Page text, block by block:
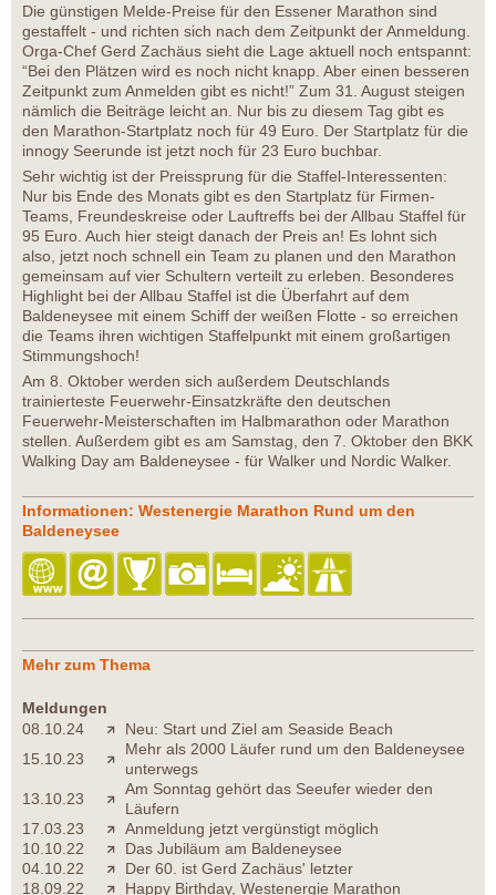
Die günstigen Melde-Preise für den Essener Marathon sind
gestaffelt - und richten sich nach dem Zeitpunkt der Anmeldung.
Orga-Chef Gerd Zachäus sieht die Lage aktuell noch entspannt:
“Bei den Plätzen wird es noch nicht knapp. Aber einen besseren
Zeitpunkt zum Anmelden gibt es nicht!” Zum 31. August steigen
nämlich die Beiträge leicht an. Nur bis zu diesem Tag gibt es
den Marathon-Startplatz noch für 49 Euro. Der Startplatz für die
innogy Seerunde ist jetzt noch für 23 Euro buchbar.
Sehr wichtig ist der Preissprung für die Staffel-Interessenten:
Nur bis Ende des Monats gibt es den Startplatz für Firmen-
Teams, Freundeskreise oder Lauftreffs bei der Allbau Staffel für
95 Euro. Auch hier steigt danach der Preis an! Es lohnt sich
also, jetzt noch schnell ein Team zu planen und den Marathon
gemeinsam auf vier Schultern verteilt zu erleben. Besonderes
Highlight bei der Allbau Staffel ist die Überfahrt auf dem
Baldeneysee mit einem Schiff der weißen Flotte - so erreichen
die Teams ihren wichtigen Staffelpunkt mit einem großartigen
Stimmungshoch!
Am 8. Oktober werden sich außerdem Deutschlands
trainierteste Feuerwehr-Einsatzkräfte den deutschen
Feuerwehr-Meisterschaften im Halbmarathon oder Marathon
stellen. Außerdem gibt es am Samstag, den 7. Oktober den BKK
Walking Day am Baldeneysee - für Walker und Nordic Walker.
Informationen: Westenergie Marathon Rund um den
Baldeneysee
Mehr zum Thema
Meldungen
08.10.24
Neu: Start und Ziel am Seaside Beach
15.10.23
Mehr als 2000 Läufer rund um den Baldeneysee
unterwegs
13.10.23
Am Sonntag gehört das Seeufer wieder den
Läufern
17.03.23
Anmeldung jetzt vergünstigt möglich
10.10.22
Das Jubiläum am Baldeneysee
04.10.22
Der 60. ist Gerd Zachäus' letzter
18.09.22
Happy Birthday, Westenergie Marathon